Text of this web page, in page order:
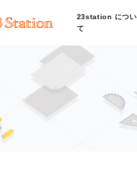
23station につい
て